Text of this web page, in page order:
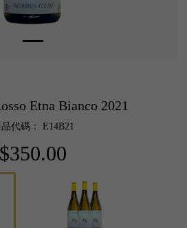
Etna Bianco 2021
代碼： E14B21
$350.00